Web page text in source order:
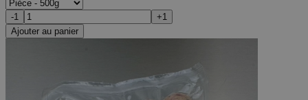
-1
+1
Ajouter au panier